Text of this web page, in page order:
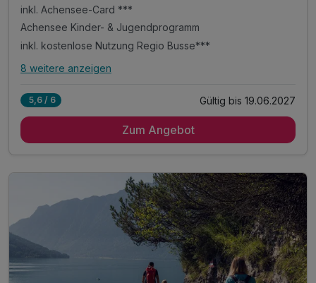
inkl. Achensee-Card ***
Achensee Kinder- & Jugendprogramm
inkl. kostenlose Nutzung Regio Busse***
Alle Inklusivleistungen
inkl. Achensee-Card ***
inkl. Achensee Wanderprogramm***
inkl. Ermäßigung Karwendel Bergbahn***
Tipp: täglich frisches Brot auf Bestellung
Tipp: Abenteuerpark Achensee
Tipp: Atoll Achensee - Freizeitzentrum
Tipp: Kostenloses Freibad und See-Zugänge
8 weitere anzeigen
5,6 / 6 Gültig bis 19.06.2027
Zum Angebot